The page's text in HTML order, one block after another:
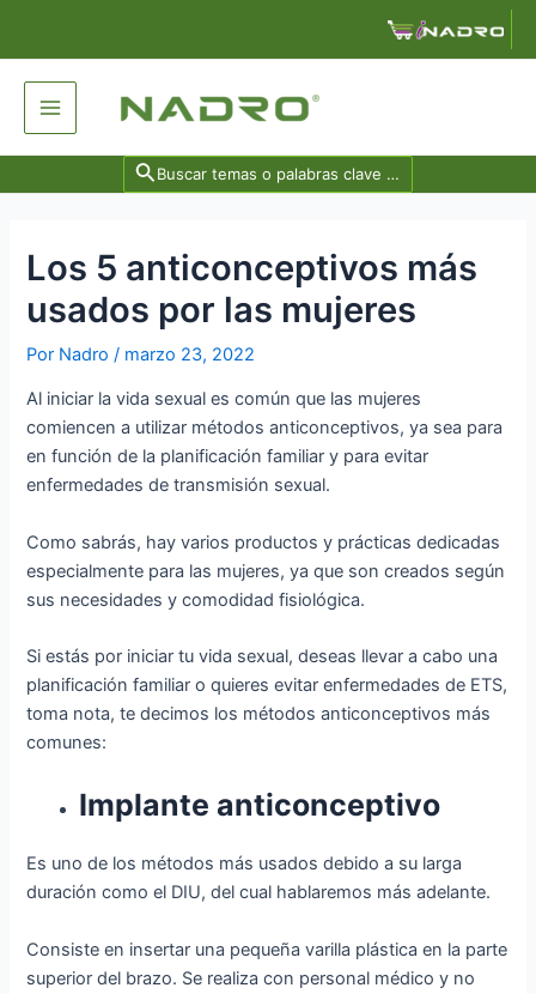
Main
Menu
Search
for:
Los 5 anticonceptivos más
usados por las mujeres
Por Nadro/ marzo 23, 2022
Al iniciar la vida sexual es común que las mujeres
comiencen a utilizar métodos anticonceptivos, ya sea para
en función de la planificación familiar y para evitar
enfermedades de transmisión sexual.
Como sabrás, hay varios productos y prácticas dedicadas
especialmente para las mujeres, ya que son creados según
sus necesidades y comodidad fisiológica.
Si estás por iniciar tu vida sexual, deseas llevar a cabo una
planificación familiar o quieres evitar enfermedades de ETS,
toma nota, te decimos los métodos anticonceptivos más
comunes:
Implante anticonceptivo
Es uno de los métodos más usados debido a su larga
duración como el DIU, del cual hablaremos más adelante.
Consiste en insertar una pequeña varilla plástica en la parte
superior del brazo. Se realiza con personal médico y no